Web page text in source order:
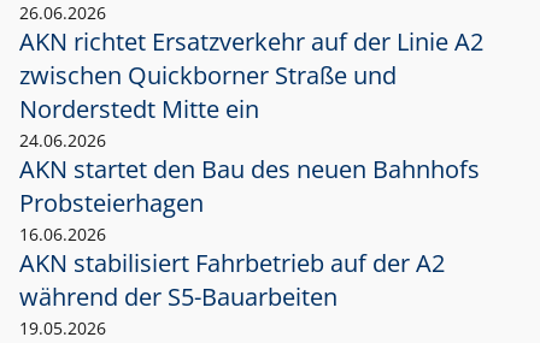
26.06.2026
AKN richtet Ersatzverkehr auf der Linie A2
zwischen Quickborner Straße und
Norderstedt Mitte ein
24.06.2026
AKN startet den Bau des neuen Bahnhofs
Probsteierhagen
16.06.2026
AKN stabilisiert Fahrbetrieb auf der A2
während der S5-Bauarbeiten
19.05.2026